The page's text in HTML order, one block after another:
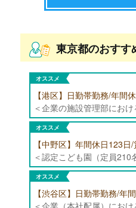
東京都のおすす
オススメ
オススメ
オススメ